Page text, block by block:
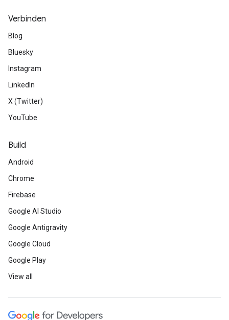
Verbinden
Blog
Bluesky
Instagram
LinkedIn
X (Twitter)
YouTube
Build
Android
Chrome
Firebase
Google AI Studio
Google Antigravity
Google Cloud
Google Play
View all